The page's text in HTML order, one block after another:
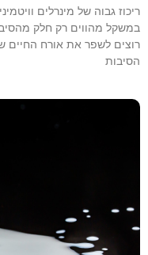
ריכוז גבוה של מינרלים
במשקל מהווים רק חלק
רוצים לשפר את אורח החיים
הסיבות